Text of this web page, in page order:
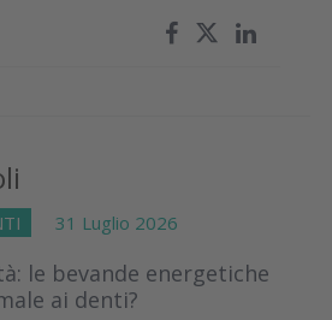
31 Luglio 2026
le bevande energetiche
ai denti?